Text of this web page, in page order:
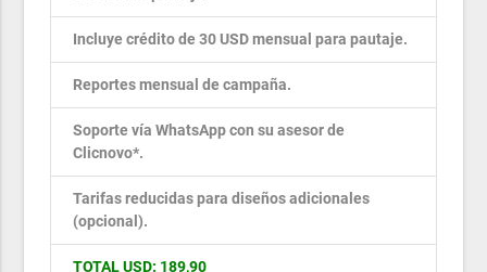
Incluye crédito de 30 USD mensual para pautaje.
Reportes mensual de campaña.
Soporte vía WhatsApp con su asesor de
Clicnovo*.
Tarifas reducidas para diseños adicionales
(opcional).
TOTAL USD: 189,90